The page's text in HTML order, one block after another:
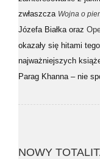
zwłaszcza Wojna o
Józefa Białka oraz
okazały się hitami
najważniejszych
Parag Khanna – nie
NOWY